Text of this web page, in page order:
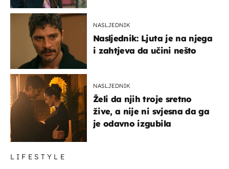
NASLJEDNIK
Nasljednik: Ljuta je na njega
i zahtjeva da učini nešto
NASLJEDNIK
Želi da njih troje sretno
žive, a nije ni svjesna da ga
je odavno izgubila
LIFESTYLE